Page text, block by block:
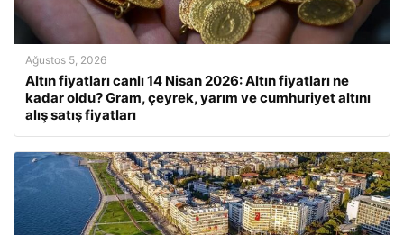
Ağustos 5, 2026
Altın fiyatları canlı 14 Nisan 2026: Altın fiyatları ne
kadar oldu? Gram, çeyrek, yarım ve cumhuriyet altını
alış satış fiyatları